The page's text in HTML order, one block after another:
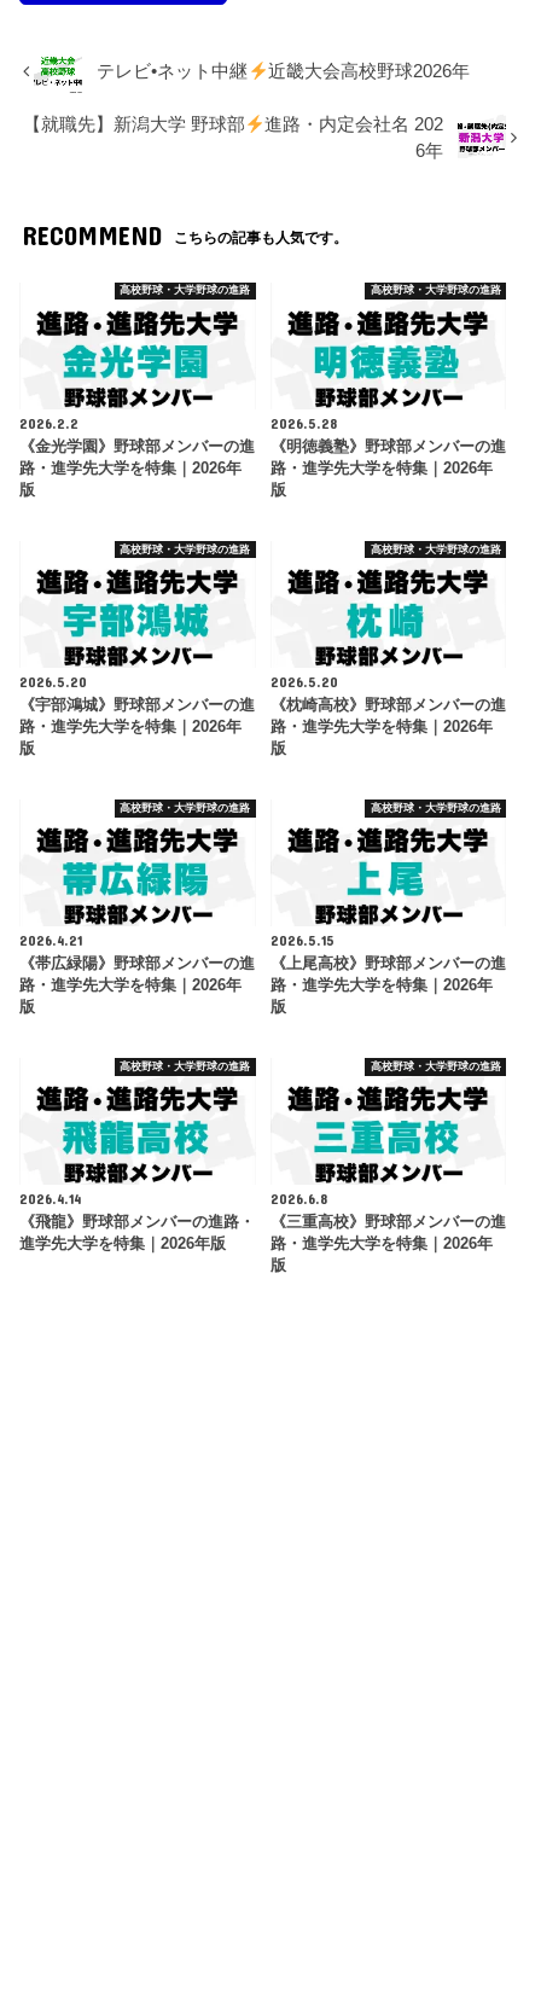
テレビ•ネット中継 近畿大会高校野球2026年
【就職先】新潟大学 野球部
進路・内定会社名 202
6年
RECOMMEND こちらの記事も人気です。
高校野球・大学野球の進路
2026.2.2
《金光学園》野球部メンバーの進
路・進学先大学を特集｜2026年
版
高校野球・大学野球の進路
2026.5.28
《明徳義塾》野球部メンバーの進
路・進学先大学を特集｜2026年
版
高校野球・大学野球の進路
2026.5.20
《宇部鴻城》野球部メンバーの進
路・進学先大学を特集｜2026年
版
高校野球・大学野球の進路
2026.5.20
《枕崎高校》野球部メンバーの進
路・進学先大学を特集｜2026年
版
高校野球・大学野球の進路
2026.4.21
《帯広緑陽》野球部メンバーの進
路・進学先大学を特集｜2026年
版
高校野球・大学野球の進路
2026.5.15
《上尾高校》野球部メンバーの進
路・進学先大学を特集｜2026年
版
高校野球・大学野球の進路
2026.4.14
《飛龍》野球部メンバーの進路・
進学先大学を特集｜2026年版
高校野球・大学野球の進路
2026.6.8
《三重高校》野球部メンバーの進
路・進学先大学を特集｜2026年
版